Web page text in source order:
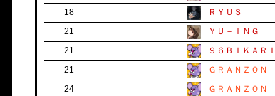
18
ＲＹＵＳ
21
ＹＵ－ＩＮＧ
21
９６ＢＩＫＡＲＩ
21
ＧＲＡＮＺＯＮ
24
ＧＲＡＮＺＯＮ